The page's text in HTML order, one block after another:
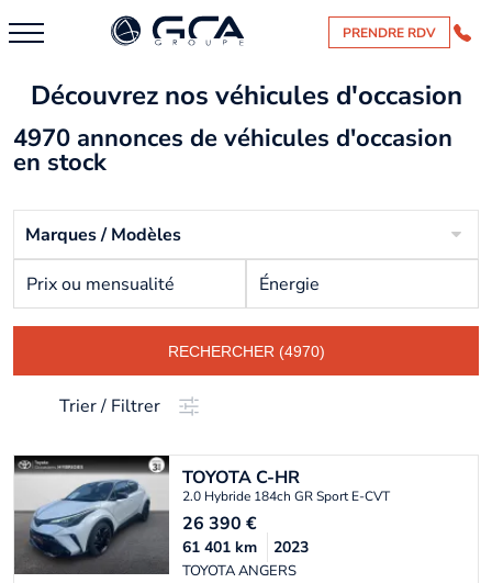
PRENDRE RDV
Découvrez nos véhicules d'occasion
4970 annonces de véhicules d'occasion
en stock
Marques / Modèles
Prix ou mensualité Énergie
RECHERCHER (4970)
Trier / Filtrer
TOYOTAC-HR
2.0 Hybride 184ch GR Sport E-CVT
26 390 €
TOYOTA ANGERS
61 401 km 2023